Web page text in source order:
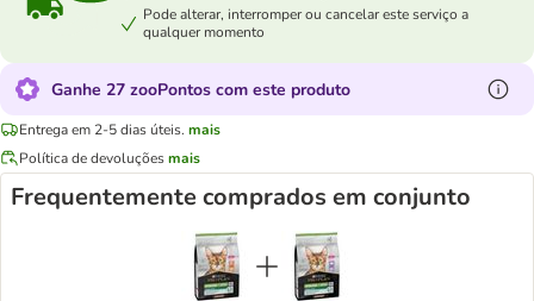
Pode alterar, interromper ou cancelar este serviço a
qualquer momento
Ganhe 27 zooPontos com este produto
Entrega em 2-5 dias úteis. mais
Política de devoluçõesmais
Frequentemente comprados em conjunto